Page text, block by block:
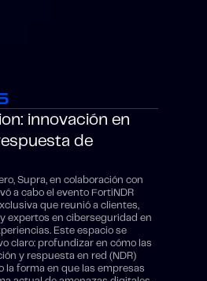
innovación en
de
Supra, en colaboración con
a cabo el evento FortiNDR
que reunió a clientes,
expertos en ciberseguridad en
Este espacio se
claro: profundizar en cómo las
y respuesta en red (NDR)
la forma en que las empresas